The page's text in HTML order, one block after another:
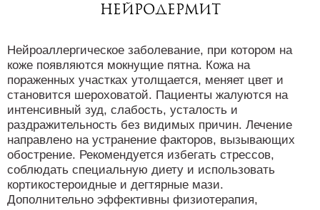
Нейродермит
Нейроаллергическое заболевание, при котором на
коже появляются мокнущие пятна. Кожа на
пораженных участках утолщается, меняет цвет и
становится шероховатой. Пациенты жалуются на
интенсивный зуд, слабость, усталость и
раздражительность без видимых причин. Лечение
направлено на устранение факторов, вызывающих
обострение. Рекомендуется избегать стрессов,
соблюдать специальную диету и использовать
кортикостероидные и дегтярные мази.
Дополнительно эффективны физиотерапия,